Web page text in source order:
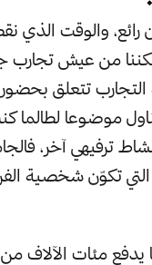
رائع، والوقت الذي
من عيش تجارب
تتعلق
موضوعا لطالما
ترفيهي آخر،
تكوّن شخصية
مئات الآلاف من